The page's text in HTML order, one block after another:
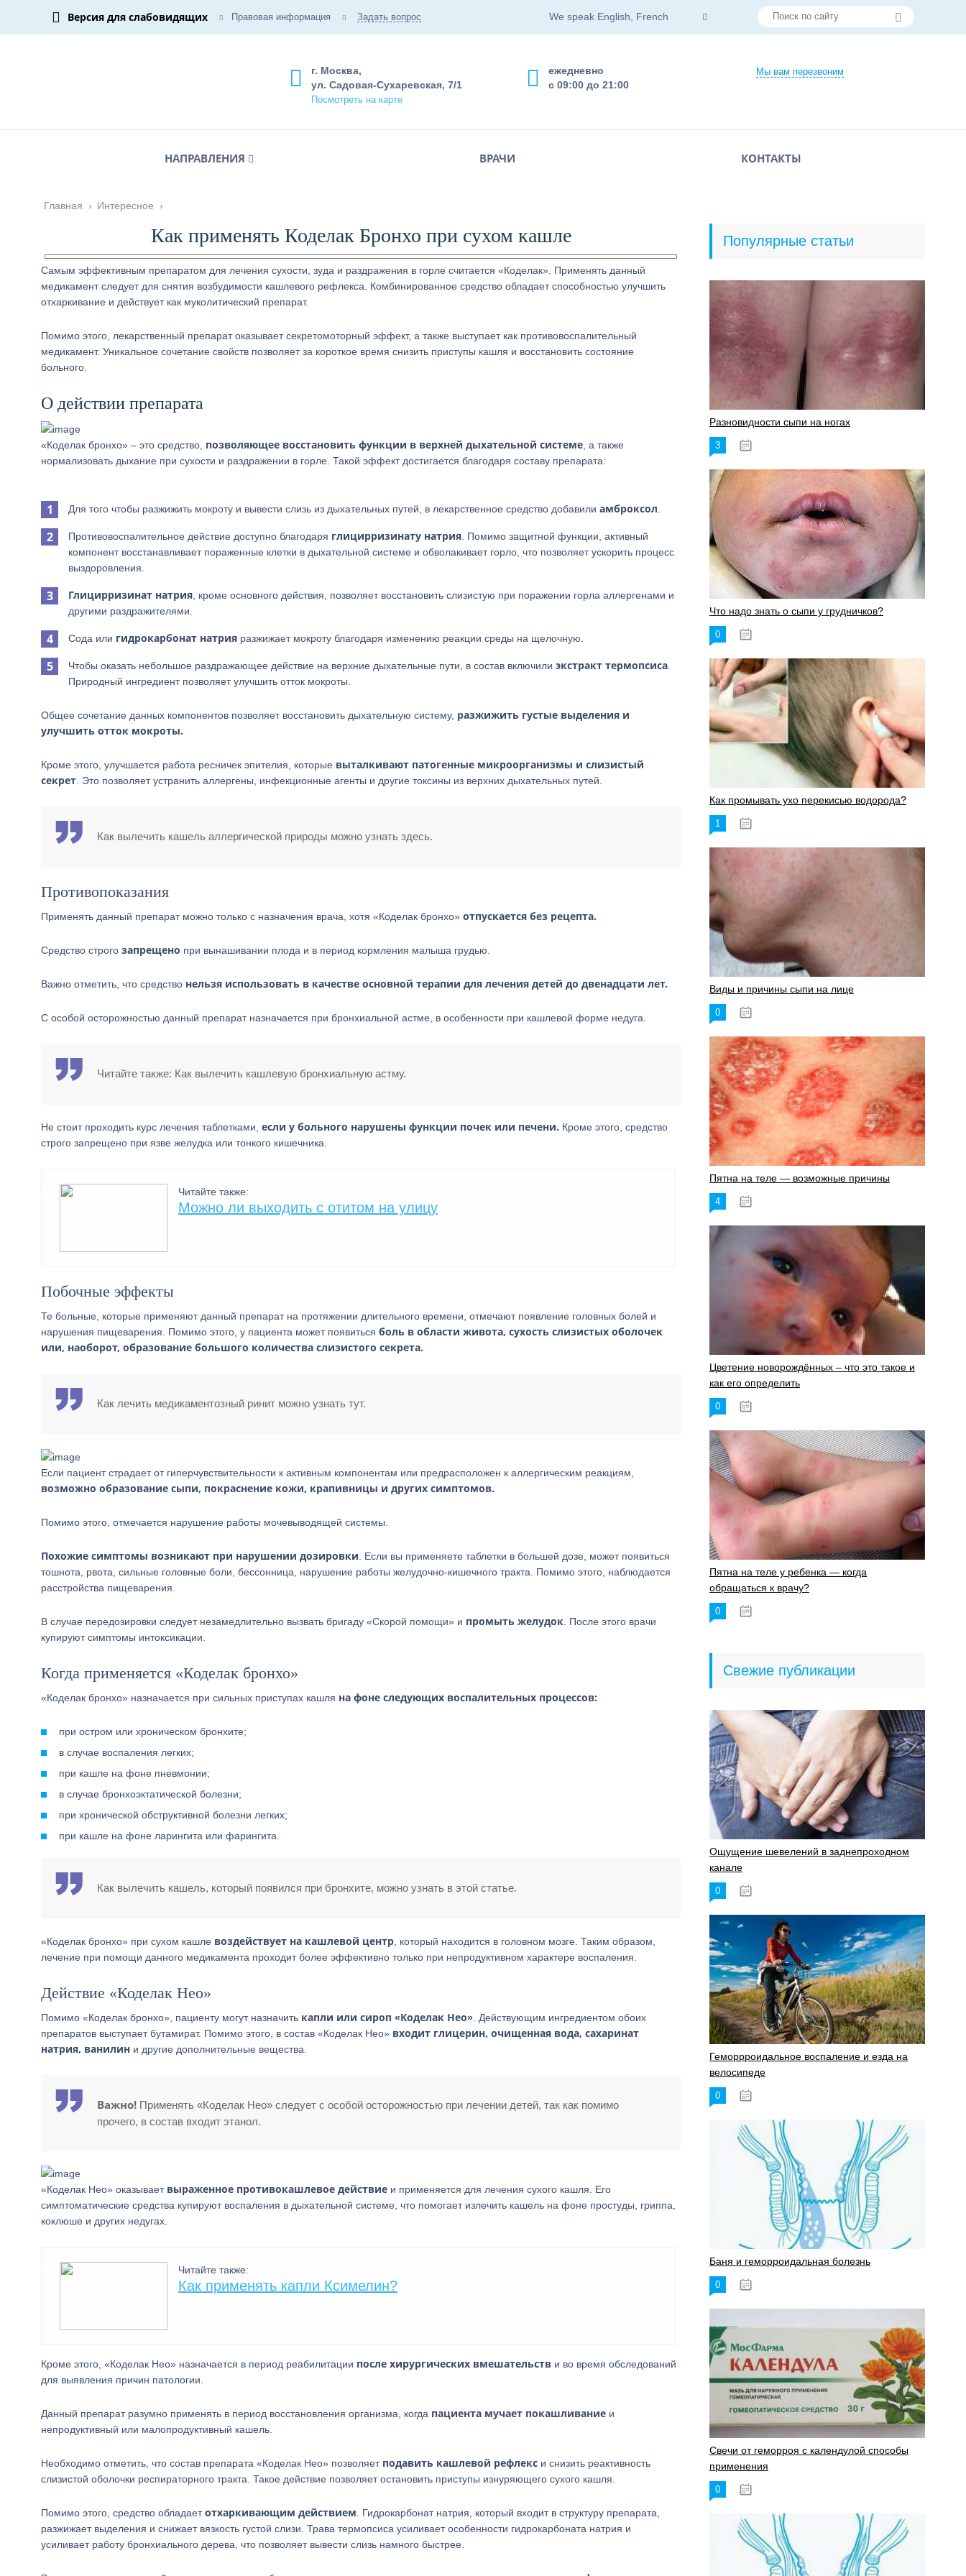
Версия для слабовидящих Правовая информация Задать вопрос We speak English, French
Мы вам перезвоним
ежедневно
с 09:00 до 21:00
г. Москва,
ул. Садовая-Сухаревская, 7/1
Посмотреть на карте
НАПРАВЛЕНИЯ ВРАЧИ КОНТАКТЫ
Главная › Интересное ›
Как применять Коделак Бронхо при сухом кашле
Самым эффективным препаратом для лечения сухости, зуда и раздражения в горле считается «Коделак». Применять данный
медикамент следует для снятия возбудимости кашлевого рефлекса. Комбинированное средство обладает способностью улучшить
отхаркивание и действует как муколитический препарат.
Помимо этого, лекарственный препарат оказывает секретомоторный эффект, а также выступает как противовоспалительный
медикамент. Уникальное сочетание свойств позволяет за короткое время снизить приступы кашля и восстановить состояние
больного.
О действии препарата
«Коделак бронхо» – это средство, позволяющее восстановить функции в верхней дыхательной системе , а также
нормализовать дыхание при сухости и раздражении в горле. Такой эффект достигается благодаря составу препарата:
Для того чтобы разжижить мокроту и вывести слизь из дыхательных путей, в лекарственное средство добавили амброксол
Противовоспалительное действие доступно благодаря глицирризинату натрия . Помимо защитной функции, активный
компонент восстанавливает пораженные клетки в дыхательной системе и обволакивает горло, что позволяет ускорить процесс
выздоровления.
Глицирризинат натрия , кроме основного действия, позволяет восстановить слизистую при поражении горла аллергенами и
другими раздражителями.
Сода или гидрокарбонат натрия разжижает мокроту благодаря изменению реакции среды на щелочную.
Чтобы оказать небольшое раздражающее действие на верхние дыхательные пути, в состав включили экстракт термопсиса
Природный ингредиент позволяет улучшить отток мокроты.
Общее сочетание данных компонентов позволяет восстановить дыхательную систему, разжижить густые выделения и
улучшить отток мокроты.
Кроме этого, улучшается работа ресничек эпителия, которые выталкивают патогенные микроорганизмы и слизистый
секрет . Это позволяет устранить аллергены, инфекционные агенты и другие токсины из верхних дыхательных путей.
Как вылечить кашель аллергической природы можно узнать здесь.
Противопоказания
Применять данный препарат можно только с назначения врача, хотя «Коделак бронхо» отпускается без рецепта.
Средство строго запрещено при вынашивании плода и в период кормления малыша грудью.
Важно отметить, что средство нельзя использовать в качестве основной терапии для лечения детей до двенадцати лет.
С особой осторожностью данный препарат назначается при бронхиальной астме, в особенности при кашлевой форме недуга.
Читайте также: Как вылечить кашлевую бронхиальную астму.
Не стоит проходить курс лечения таблетками, если у больного нарушены функции почек или печени. Кроме этого, средство
строго запрещено при язве желудка или тонкого кишечника.
Читайте также:
Можно ли выходить с отитом на улицу
Побочные эффекты
Те больные, которые применяют данный препарат на протяжении длительного времени, отмечают появление головных болей и
нарушения пищеварения. Помимо этого, у пациента может появиться боль в области живота, сухость слизистых оболочек
или, наоборот, образование большого количества слизистого секрета.
Как лечить медикаментозный ринит можно узнать тут.
Если пациент страдает от гиперчувствительности к активным компонентам или предрасположен к аллергическим реакциям,
возможно образование сыпи, покраснение кожи, крапивницы и других симптомов.
Помимо этого, отмечается нарушение работы мочевыводящей системы.
Похожие симптомы возникают при нарушении дозировки . Если вы применяете таблетки в большей дозе, может появиться
тошнота, рвота, сильные головные боли, бессонница, нарушение работы желудочно-кишечного тракта. Помимо этого, наблюдается
расстройства пищеварения.
В случае передозировки следует незамедлительно вызвать бригаду «Скорой помощи» и промыть желудок . После этого врачи
купируют симптомы интоксикации.
Когда применяется «Коделак бронхо»
«Коделак бронхо» назначается при сильных приступах кашля на фоне следующих воспалительных процессов:
при остром или хроническом бронхите;
в случае воспаления легких;
при кашле на фоне пневмонии;
в случае бронхоэктатической болезни;
при хронической обструктивной болезни легких;
при кашле на фоне ларингита или фарингита.
Как вылечить кашель, который появился при бронхите, можно узнать в этой статье.
«Коделак бронхо» при сухом кашле воздействует на кашлевой центр , который находится в головном мозге. Таким образом,
лечение при помощи данного медикамента проходит более эффективно только при непродуктивном характере воспаления.
Действие «Коделак Нео»
Помимо «Коделак бронхо», пациенту могут назначить капли или сироп «Коделак Нео» . Действующим ингредиентом обоих
препаратов выступает бутамират. Помимо этого, в состав «Коделак Нео» входит глицерин, очищенная вода, сахаринат
натрия, ванилин и другие дополнительные вещества.
Важно! Применять «Коделак Нео» следует с особой осторожностью при лечении детей, так как помимо
прочего, в состав входит этанол.
«Коделак Нео» оказывает выраженное противокашлевое действие и применяется для лечения сухого кашля. Его
симптоматические средства купируют воспаления в дыхательной системе, что помогает излечить кашель на фоне простуды, гриппа,
коклюше и других недугах.
Читайте также:
Как применять капли Ксимелин?
Кроме этого, «Коделак Нео» назначается в период реабилитации после хирургических вмешательств и во время обследований
для выявления причин патологии.
Данный препарат разумно применять в период восстановления организма, когда пациента мучает покашливание и
непродуктивный или малопродуктивный кашель.
Необходимо отметить, что состав препарата «Коделак Нео» позволяет подавить кашлевой рефлекс и снизить реактивность
слизистой оболочки респираторного тракта. Такое действие позволяет остановить приступы изнуряющего сухого кашля.
Помимо этого, средство обладаетотхаркивающим действием . Гидрокарбонат натрия, который входит в структуру препарата,
разжижает выделения и снижает вязкость густой слизи. Трава термопсиса усиливает особенности гидрокарбоната натрия и
усиливает работу бронхиального дерева, что позволяет вывести слизь намного быстрее.
Популярные статьи
Разновидности сыпи на ногах
3
Что надо знать о сыпи у грудничков?
0
Как промывать ухо перекисью водорода?
1
Виды и причины сыпи на лице
0
Пятна на теле — возможные причины
4
Цветение новорождённых – что это такое и
как его определить
0
Пятна на теле у ребенка — когда
обращаться к врачу?
0
Свежие публикации
Ощущение шевелений в заднепроходном
канале
0
Геморрроидальное воспаление и езда на
велосипеде
0
Баня и геморроидальная болезнь
0
Свечи от геморроя с календулой способы
применения
0